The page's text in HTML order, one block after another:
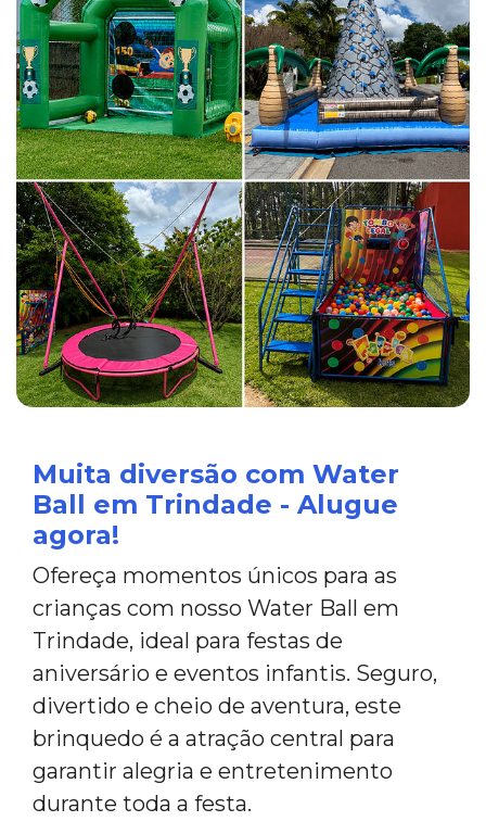
Muita diversão com Water
Ball em Trindade - Alugue
agora!
Ofereça momentos únicos para as
crianças com nosso Water Ball em
Trindade, ideal para festas de
aniversário e eventos infantis. Seguro,
divertido e cheio de aventura, este
brinquedo é a atração central para
garantir alegria e entretenimento
durante toda a festa.